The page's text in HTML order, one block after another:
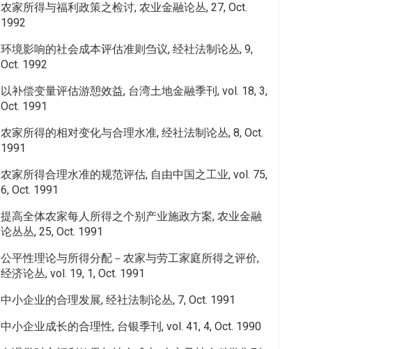
农家所得与福利政策之检讨, 农业金融论丛, 27, Oct.
1992
环境影响的社会成本评估准则刍议, 经社法制论丛, 9,
Oct. 1992
以补偿变量评估游憩效益, 台湾土地金融季刊, vol. 18, 3,
Oct. 1991
农家所得的相对变化与合理水准, 经社法制论丛, 8, Oct.
1991
农家所得合理水准的规范评估, 自由中国之工业, vol. 75,
6, Oct. 1991
提高全体农家每人所得之个别产业施政方案, 农业金融
论丛丛, 25, Oct. 1991
公平性理论与所得分配－农家与劳工家庭所得之评价,
经济论丛, vol. 19, 1, Oct. 1991
中小企业的合理发展, 经社法制论丛, 7, Oct. 1991
中小企业成长的合理性, 台银季刊, vol. 41, 4, Oct. 1990